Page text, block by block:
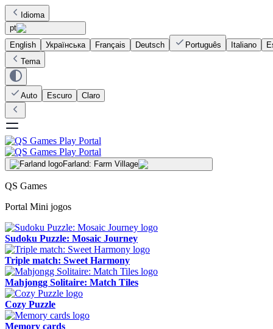
Idioma
pt
English
Українська Français Deutsch Português Italiano
Tema
Auto Escuro Claro
Farland: Farm Village
QS Games
Portal Mini jogos
Sudoku Puzzle: Mosaic Journey
Triple match: Sweet Harmony
Mahjongg Solitaire: Match Tiles
Cozy Puzzle
Memory cards